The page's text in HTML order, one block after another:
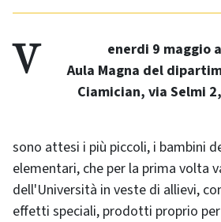
Venerdi 9 maggio
Aula Magna del
Ciamician, via Selmi
sono attesi i più piccoli, i bambini
elementari, che per la prima volta
dell'Università in veste di allievi,
effetti speciali, prodotti proprio